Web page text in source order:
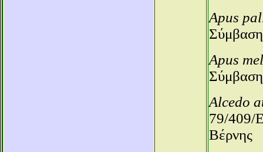
Apus
Apus
Alcedo
79/409/
Βέρνης